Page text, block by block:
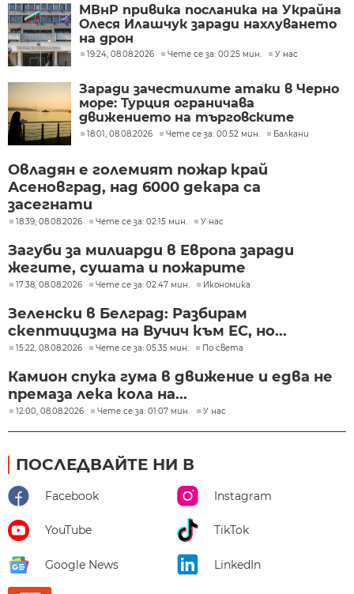
МВнР привика посланика на Украйна
Олеся Илашчук заради нахлуването
на дрон
19:24, 08.08.2026 Чете се за: 00:25 мин. У нас
Заради зачестилите атаки в Черно
море: Турция ограничава
движението на търговските
кораби
18:01, 08.08.2026 Чете се за: 00:52 мин. Балкани
Овладян е големият пожар край
Асеновград, над 6000 декара са
засегнати
18:39, 08.08.2026 Чете се за: 02:15 мин. У нас
Загуби за милиарди в Европа заради
жегите, сушата и пожарите
17:38, 08.08.2026 Чете се за: 02:47 мин. Икономика
Зеленски в Белград: Разбирам
скептицизма на Вучич към ЕС, но...
15:22, 08.08.2026 Чете се за: 05:35 мин. По света
Камион спука гума в движение и едва не
премаза лека кола на...
12:00, 08.08.2026 Чете се за: 01:07 мин. У нас
ПОСЛЕДВАЙТЕ НИ В
Facebook Instagram
YouTube TikTok
Google News LinkedIn